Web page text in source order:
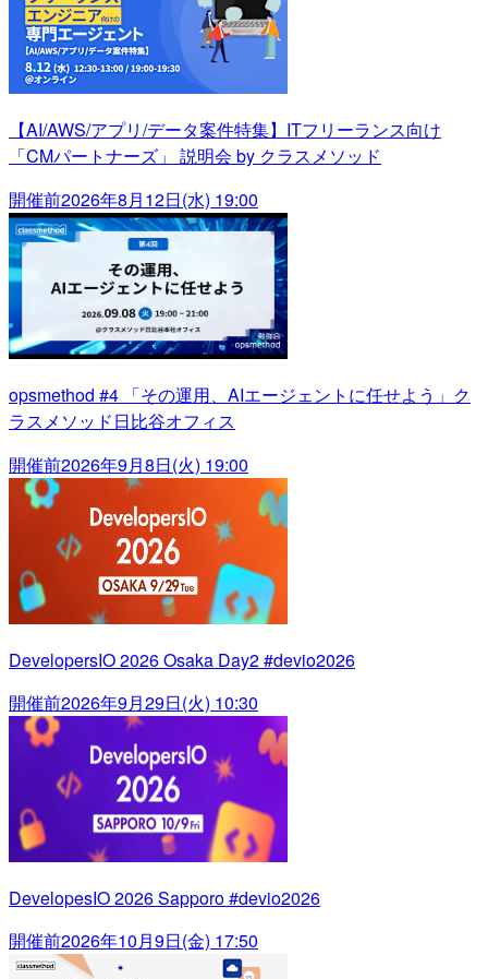
【AI/AWS/アプリ/データ案件特集】ITフリーランス向け
「CMパートナーズ」 説明会 by クラスメソッド
開催前2026年8月12日(水) 19:00
opsmethod #4 「その運用、AIエージェントに任せよう」ク
ラスメソッド日比谷オフィス
開催前2026年9月8日(火) 19:00
DevelopersIO 2026 Osaka Day2 #devio2026
開催前2026年9月29日(火) 10:30
DevelopesIO 2026 Sapporo #devio2026
開催前2026年10月9日(金) 17:50